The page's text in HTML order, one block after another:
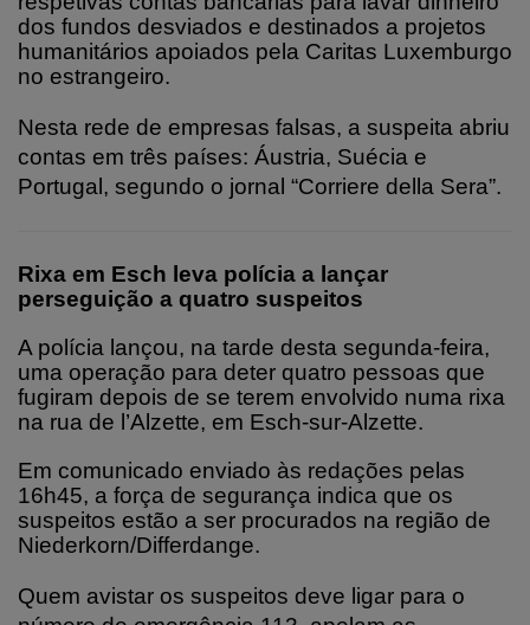
dos fundos desviados e destinados a projetos
humanitários apoiados pela Caritas Luxemburgo
no estrangeiro.
Nesta rede de empresas falsas, a suspeita abriu
contas em três países: Áustria, Suécia e
Portugal, segundo o jornal “Corriere della Sera”.
Rixa em Esch leva polícia a lançar
perseguição a quatro suspeitos
A polícia lançou, na tarde desta segunda-feira,
uma operação para deter quatro pessoas que
fugiram depois de se terem envolvido numa rixa
na rua de l’Alzette, em Esch-sur-Alzette.
Em comunicado enviado às redações pelas
16h45, a força de segurança indica que os
suspeitos estão a ser procurados na região de
Niederkorn/Differdange.
Quem avistar os suspeitos deve ligar para o